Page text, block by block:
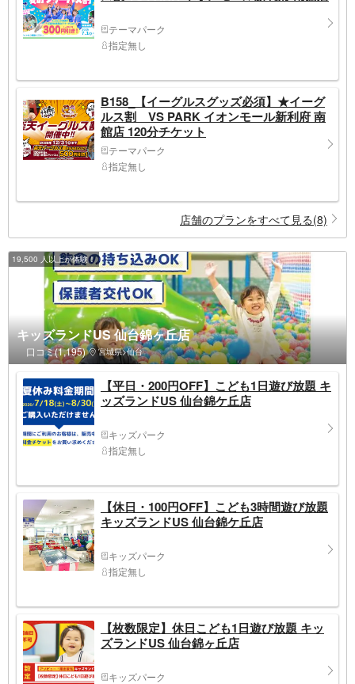
テーマパーク
指定無し
B158_【イーグルスグッズ必須】★イーグ
ルス割 VS PARK イオンモール新利府 南
館店 120分チケット
テーマパーク
指定無し
店舗のプランをすべて見る(8)
19,500 人以上が体験！
キッズランドUS 仙台錦ヶ丘店
口コミ(1,195) 宮城県>仙台
【平日・200円OFF】こども1日遊び放題 キ
ッズランドUS 仙台錦ケ丘店
キッズパーク
指定無し
【休日・100円OFF】こども3時間遊び放題
キッズランドUS 仙台錦ケ丘店
キッズパーク
指定無し
【枚数限定】休日こども1日遊び放題 キッ
ズランドUS 仙台錦ヶ丘店
キッズパーク